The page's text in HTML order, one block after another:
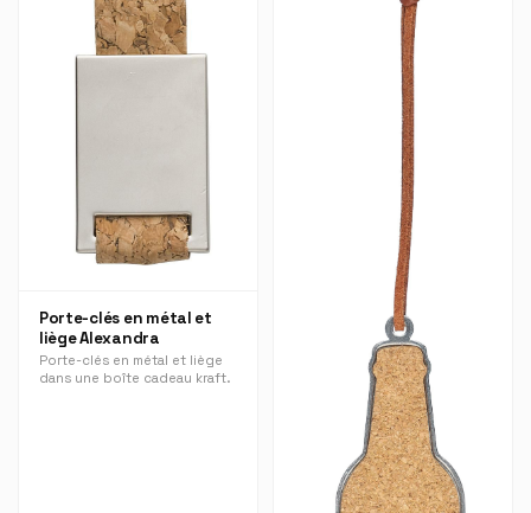
Porte-clés en métal et
liège Alexandra
Porte-clés en métal et liège
dans une boîte cadeau kraft.